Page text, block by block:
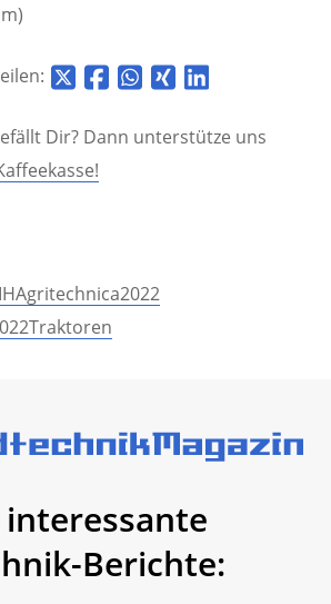
Dir? Dann unterstütze uns
Berichte: